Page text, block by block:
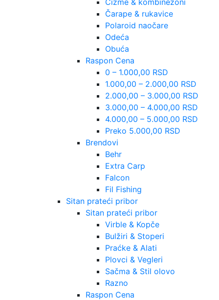
Čarape & rukavice
Polaroid naočare
Odeća
Obuća
Raspon Cena
0 – 1.000,00 RSD
1.000,00 – 2.000,00 RSD
2.000,00 – 3.000,00 RSD
3.000,00 – 4.000,00 RSD
4.000,00 – 5.000,00 RSD
Preko 5.000,00 RSD
Brendovi
Behr
Extra Carp
Falcon
Fil Fishing
Sitan prateći pribor
Sitan prateći pribor
Virble & Kopče
Bulžiri & Stoperi
Praćke & Alati
Plovci & Vegleri
Sačma & Stil olovo
Razno
Raspon Cena